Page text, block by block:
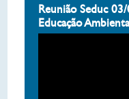
Reunião Seduc
Educação